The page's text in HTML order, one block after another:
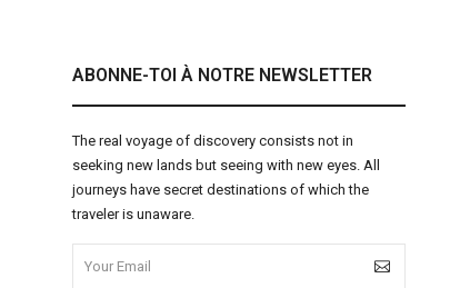
ABONNE-TOI À NOTRE NEWSLETTER
The real voyage of discovery consists not in
seeking new lands but seeing with new eyes. All
journeys have secret destinations of which the
traveler is unaware.